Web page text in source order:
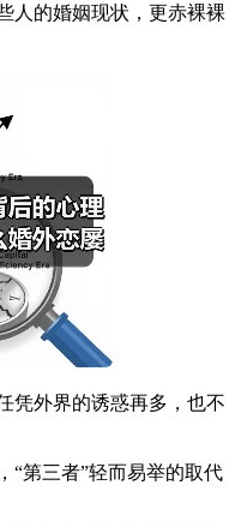
人的婚姻现状，更赤裸裸
凭外界的诱惑再多，也不
“第三者”轻而易举的取代